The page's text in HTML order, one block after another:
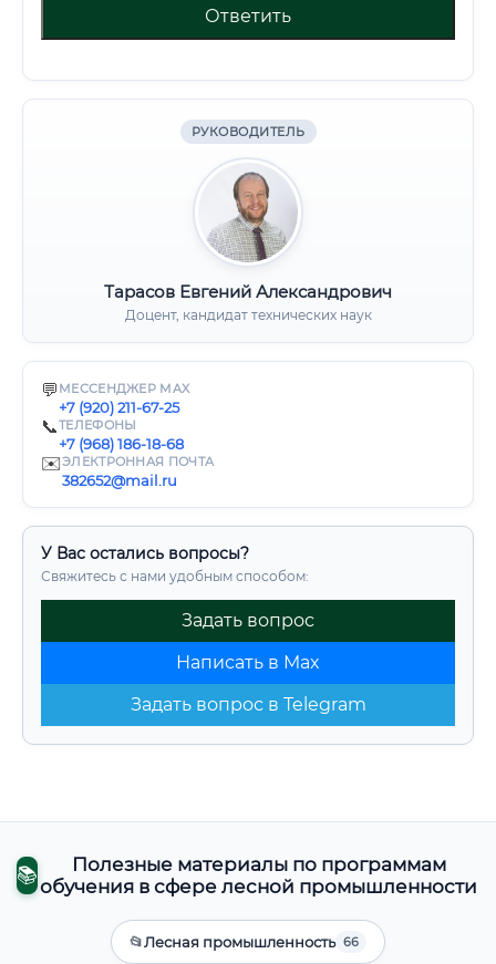
Ответить
РУКОВОДИТЕЛЬ
Тарасов Евгений Александрович
Доцент, кандидат технических наук
💬 МЕССЕНДЖЕР MAX
+7 (920) 211-67-25
📞ТЕЛЕФОНЫ
+7 (968) 186-18-68
✉️ЭЛЕКТРОННАЯ ПОЧТА
382652@mail.ru
У Вас остались вопросы?
Свяжитесь с нами удобным способом:
Задать вопрос
Написать в Max
Задать вопрос в Telegram
📚
Полезные материалы по программам
обучения в сфере лесной промышленности
📂Лесная промышленность 66